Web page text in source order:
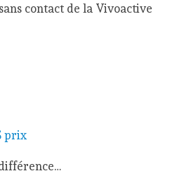
contact de la Vivoactive